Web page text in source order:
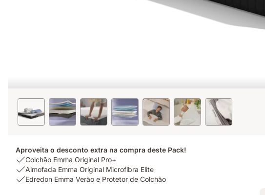
Aproveita o desconto extra na compra deste Pack!
USP
1:
Colchão
Colchão Emma Original Pro+
USP
2:
Almofada Emma Original Microfibra Elite
USPEdredon Emma Verão e Protetor de Colchão